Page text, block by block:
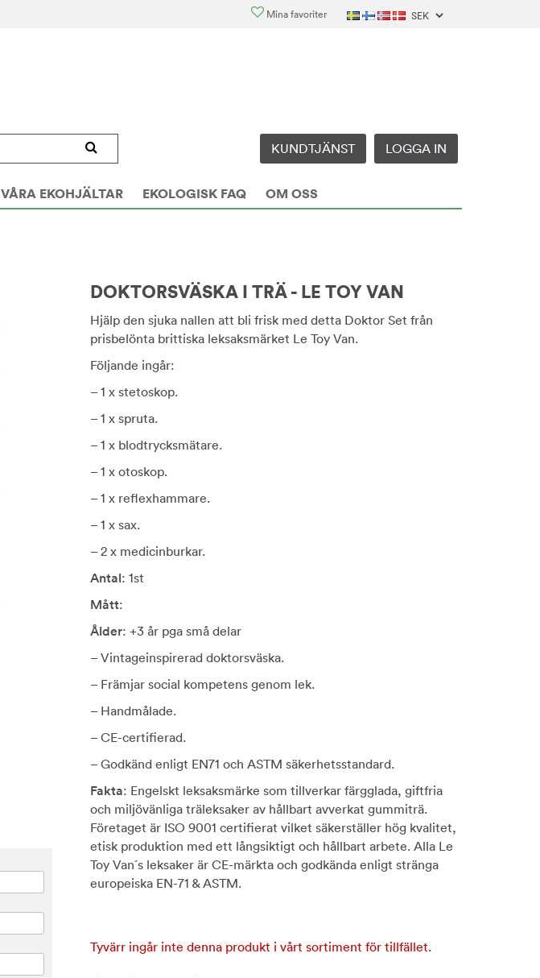
Mina favoriter
KUNDTJÄNST LOGGA IN
VÅRA EKOHJÄLTAR EKOLOGISK FAQ OM OSS
DOKTORSVÄSKA I TRÄ - LE TOY VAN
Hjälp den sjuka nallen att bli frisk med detta Doktor Set från
prisbelönta brittiska leksaksmärket Le Toy Van.
Följande ingår:
– 1 x stetoskop.
– 1 x spruta.
– 1 x blodtrycksmätare.
– 1 x otoskop.
– 1 x reflexhammare.
– 1 x sax.
– 2 x medicinburkar.
Antal: 1st
Mått:
Ålder: +3 år pga små delar
– Vintageinspirerad doktorsväska.
– Främjar social kompetens genom lek.
– Handmålade.
– CE-certifierad.
– Godkänd enligt EN71 och ASTM säkerhetsstandard.
Fakta: Engelskt leksaksmärke som tillverkar färgglada, giftfria
och miljövänliga träleksaker av hållbart avverkat gummiträ.
Företaget är ISO 9001 certifierat vilket säkerställer hög kvalitet,
etisk produktion med ett långsiktigt och hållbart arbete. Alla Le
Toy Van´s leksaker är CE-märkta och godkända enligt stränga
europeiska EN-71 & ASTM.
Tyvärr ingår inte denna produkt i vårt sortiment för tillfället.